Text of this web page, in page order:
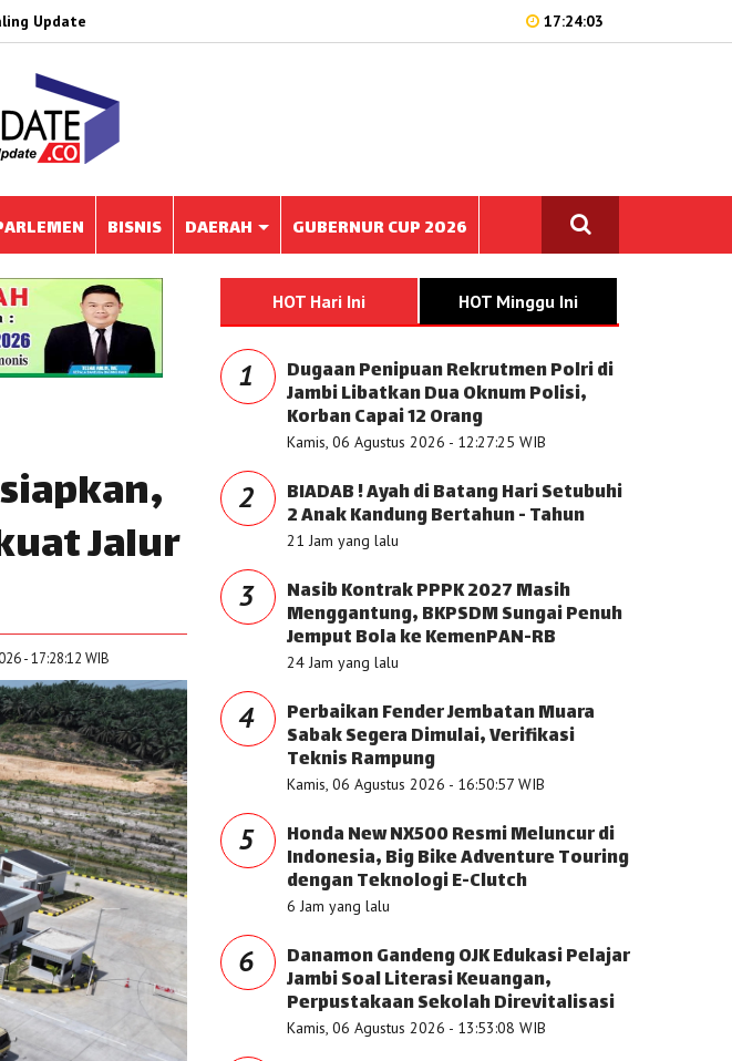
Update 17:24:03
BISNIS DAERAH GUBERNUR CUP 2026
Jalur
- 17:28:12 WIB
HOT Hari Ini HOT Minggu Ini
1 Dugaan Penipuan Rekrutmen Polri di
Jambi Libatkan Dua Oknum Polisi,
Korban Capai 12 Orang
Kamis, 06 Agustus 2026 - 12:27:25 WIB
2 BIADAB ! Ayah di Batang Hari Setubuhi
2 Anak Kandung Bertahun - Tahun
21 Jam yang lalu
3 Nasib Kontrak PPPK 2027 Masih
Menggantung, BKPSDM Sungai Penuh
Jemput Bola ke KemenPAN-RB
24 Jam yang lalu
4 Perbaikan Fender Jembatan Muara
Sabak Segera Dimulai, Verifikasi
Teknis Rampung
Kamis, 06 Agustus 2026 - 16:50:57 WIB
5 Honda New NX500 Resmi Meluncur di
Indonesia, Big Bike Adventure Touring
dengan Teknologi E-Clutch
6 Jam yang lalu
6 Danamon Gandeng OJK Edukasi Pelajar
Jambi Soal Literasi Keuangan,
Perpustakaan Sekolah Direvitalisasi
Kamis, 06 Agustus 2026 - 13:53:08 WIB